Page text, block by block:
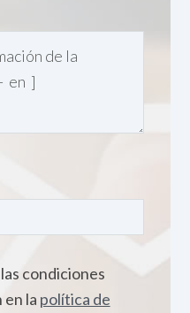
condiciones
en la política de